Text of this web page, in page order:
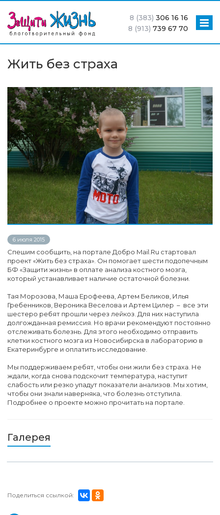
8 (383) 306 16 16
8 (913) 739 67 70
Жить без страха
6 июля 2015
Спешим сообщить, на портале Добро Mail.Ru стартовал
проект «Жить без страха». Он помогает шести подопечным
БФ «Защити жизнь» в оплате анализа костного мозга,
который устанавливает наличие остаточной болезни.
Тая Морозова, Маша Ерофеева, Артем Беликов, Илья
Гребенников, Вероника Веселова и Артем Цилер – все эти
шестеро ребят прошли через лейкоз. Для них наступила
долгожданная ремиссия. Но врачи рекомендуют постоянно
отслеживать болезнь. Для этого необходимо отправить
клетки костного мозга из Новосибирска в лабораторию в
Екатеринбурге и оплатить исследование.
Мы поддерживаем ребят, чтобы они жили без страха. Не
ждали, когда снова подскочит температура, наступит
слабость или резко упадут показатели анализов. Мы хотим,
чтобы они знали наверняка, что болезнь отступила.
Подробнее о проекте можно прочитать на портале.
Галерея
Поделиться ссылкой: